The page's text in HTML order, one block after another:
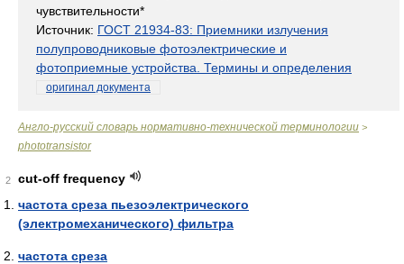
чувствительности*
Источник: ГОСТ 21934-83: Приемники излучения
полупроводниковые фотоэлектрические и
фотоприемные устройства. Термины и определения
оригинал документа
Англо-русский словарь нормативно-технической терминологии >
phototransistor
2
cut-off frequency
частота среза пьезоэлектрического
(электромеханического) фильтра
частота среза